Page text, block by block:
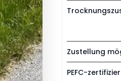
Zustellung
PEFC-